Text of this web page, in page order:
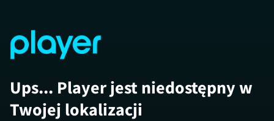
Ups... Player jest niedostępny w
Twojej lokalizacji